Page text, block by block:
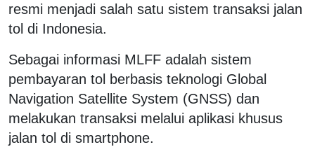
resmi menjadi salah satu sistem transaksi jalan
tol di Indonesia.
Sebagai informasi MLFF adalah sistem
pembayaran tol berbasis teknologi Global
Navigation Satellite System (GNSS) dan
melakukan transaksi melalui aplikasi khusus
jalan tol di smartphone.